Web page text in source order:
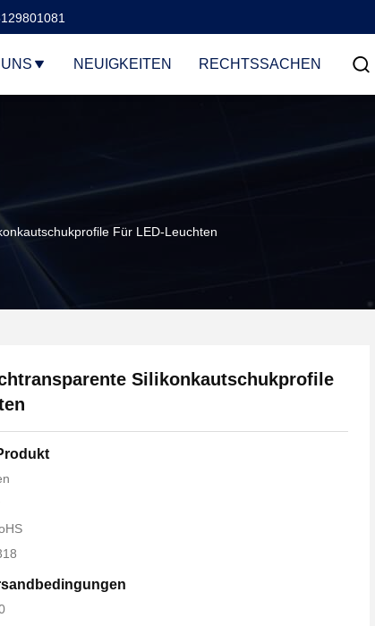
NEUIGKEITEN RECHTSSACHEN
Für LED-Leuchten
Silikonkautschukprofile